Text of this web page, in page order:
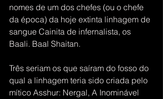
nomes de um dos chefes (ou o chefe
da época) da hoje extinta linhagem de
sangue Cainita de infernalista, os
Baali. Baal Shaitan.
Três seriam os que saíram do fosso do
qual a linhagem teria sido criada pelo
mítico Asshur: Nergal, A Inominável